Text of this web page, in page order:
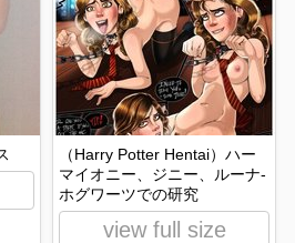
（Harry Potter Hentai）ハー
マイオニー、ジニー、ルーナ-
ホグワーツでの研究
view full size